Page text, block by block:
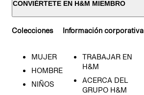
CONVIÉRTETE EN H&M MIEMBRO
Colecciones
MUJER
HOMBRE
NIÑOS
Información corporativa
TRABAJAR EN
H&M
ACERCA DEL
GRUPO H&M